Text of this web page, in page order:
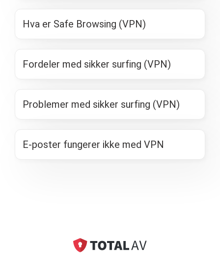
Hva er Safe Browsing (VPN)
Fordeler med sikker surfing (VPN)
Problemer med sikker surfing (VPN)
E-poster fungerer ikke med VPN